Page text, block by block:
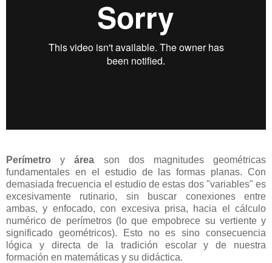
Perímetro yárea son dos magnitudes geométricas
fundamentales en el estudio de las formas planas. Con
demasiada frecuencia el estudio de estas dos "variables" es
excesivamente rutinario, sin buscar conexiones entre
ambas, y enfocado, con excesiva prisa, hacia el cálculo
numérico de perímetros (lo que empobrece su vertiente y
significado geométricos). Esto no es sino consecuencia
lógica y directa de la tradición escolar y de nuestra
formación en matemáticas y su didáctica.